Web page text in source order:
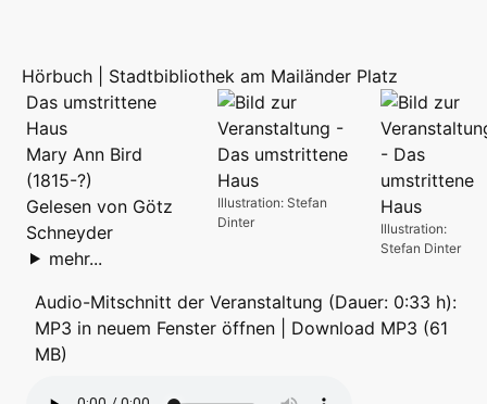
Hörbuch | Stadtbibliothek am Mailänder Platz
Illustration:
Stefan Dinter
Illustration: Stefan
Dinter
Das umstrittene
Haus
Mary Ann Bird
(1815-?)
Gelesen von Götz
Schneyder
mehr...
Audio-Mitschnitt der Veranstaltung (Dauer: 0:33 h):
MP3 in neuem Fenster öffnen
Download MP3 (61
MB)